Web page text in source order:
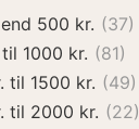
Mindre end 500 kr. (37)
500 kr. til 1000 kr. (81)
1000 kr. til 1500 kr. (49)
1500 kr. til 2000 kr. (22)